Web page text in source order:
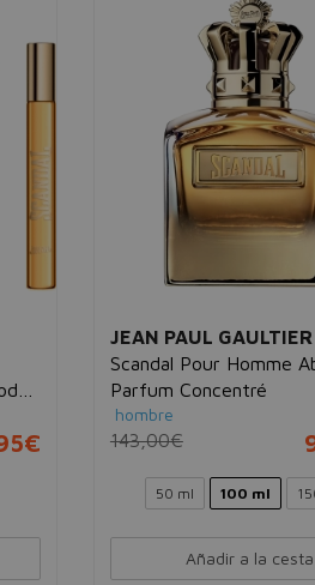
JEAN PAUL GAULTIER
Scandal Pour Homme
Parfum Concentré
hombre
143,00€
50 ml 100 ml
Añadir a la cesta